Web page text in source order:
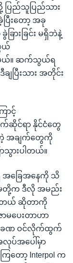
ပြည်သူပြည်သား
ြီးတော့ အခု
ြားခြင်း မရှိဘဲနဲ့
ယ်
မယ်။ ဆက်သွယ်ရ
ျပြီးသား အတိုင်း
ောင့်
ဆိုင်ရာ နိုင်ငံတွေ
တဲ့ အချက်တွေကို
သွားပါတယ်။
ခြေအနေကို သိ
တို့က ဒီလို အမည်း
းတယ် ဆိုတာကို
မပေးတာဟာ
ဏခဏ ဝင်လိုက်ထွက်
လုပ်အပေါ်မှာ
တော့ Interpol က